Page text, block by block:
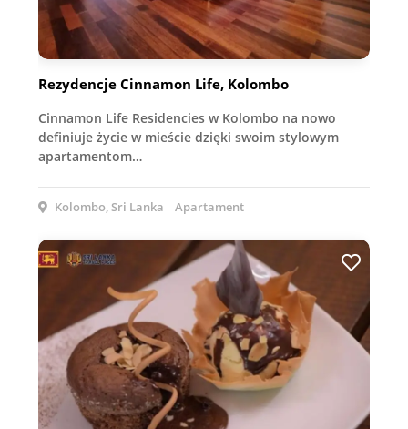
Rezydencje Cinnamon Life, Kolombo
Cinnamon Life Residencies w Kolombo na nowo
definiuje życie w mieście dzięki swoim stylowym
apartamentom…
Kolombo, Sri Lanka Apartament